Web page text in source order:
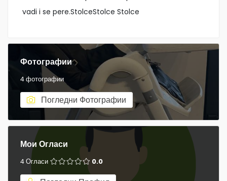
vadi i se pere.StolceStolce Stolce
Фотографии
4 фотографии
Погледни Фотографии
Мои Огласи
4 Огласи 0.0